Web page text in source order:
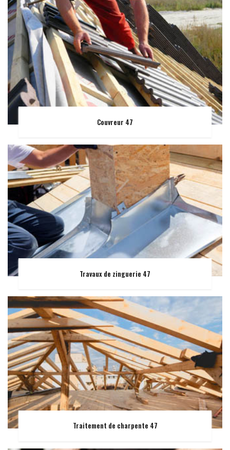
Couvreur 47
Travaux de zinguerie 47
Traitement de charpente 47